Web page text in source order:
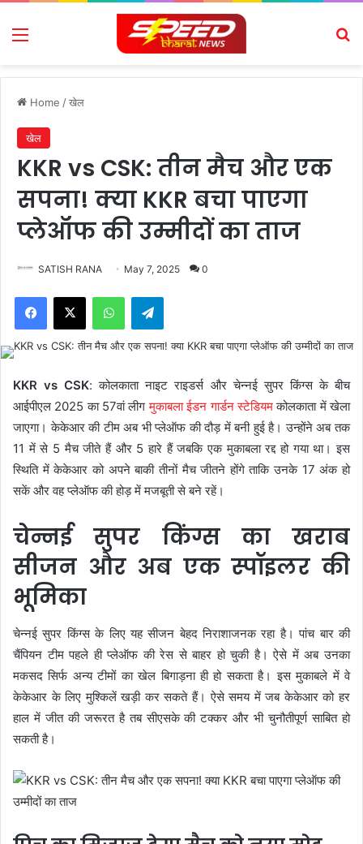
Menu
Home /खेल
खेल
KKR vs CSK: तीन मैच और एक
सपना! क्या KKR बचा पाएगा
प्लेऑफ की उम्मीदों का ताज
SATISH RANA May 7, 2025 0
Facebook
X WhatsAppTelegram
KKR vs CSK: कोलकाता नाइट राइडर्स और चेन्नई सुपर किंग्स के बीच
आईपीएल 2025 का 57वां लीगमुकाबला ईडन गार्डन स्टेडियमकोलकाता में खेला
जाएगा। केकेआर की टीम अब भी प्लेऑफ की दौड़ में बनी हुई है। उन्होंने अब तक
11 में से 5 मैच जीते हैं और 5 हारे हैं जबकि एक मुकाबला रद्द हो गया था। इस
स्थिति में केकेआर को अपने बाकी तीनों मैच जीतने होंगे ताकि उनके 17 अंक हो
सकें और वह प्लेऑफ की होड़ में मजबूती से बने रहें।
चेन्नई सुपर किंग्स का खराब
सीजन और अब एक स्पॉइलर की
भूमिका
चेन्नई सुपर किंग्स के लिए यह सीजन बेहद निराशाजनक रहा है। पांच बार की
चैंपियन टीम पहले ही प्लेऑफ की रेस से बाहर हो चुकी है। ऐसे में अब उनका
मकसद सिर्फ अन्य टीमों का खेल बिगाड़ना ही हो सकता है। इस मुकाबले में वे
केकेआर के लिए मुश्किलें खड़ी कर सकते हैं। ऐसे समय में जब केकेआर को हर
हाल में जीत की जरूरत है तब सीएसके की टक्कर और भी चुनौतीपूर्ण साबित हो
सकती है।